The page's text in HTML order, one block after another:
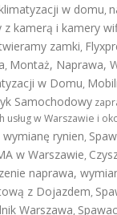
w domu,
kamerą i kamery
zamki,
, Montaż, Naprawa,
w Domu,
Samochodowy
usług w Warszawie i
rynien,
w Warszawie,
naprawa,
z Dojazdem,
Warszawa,